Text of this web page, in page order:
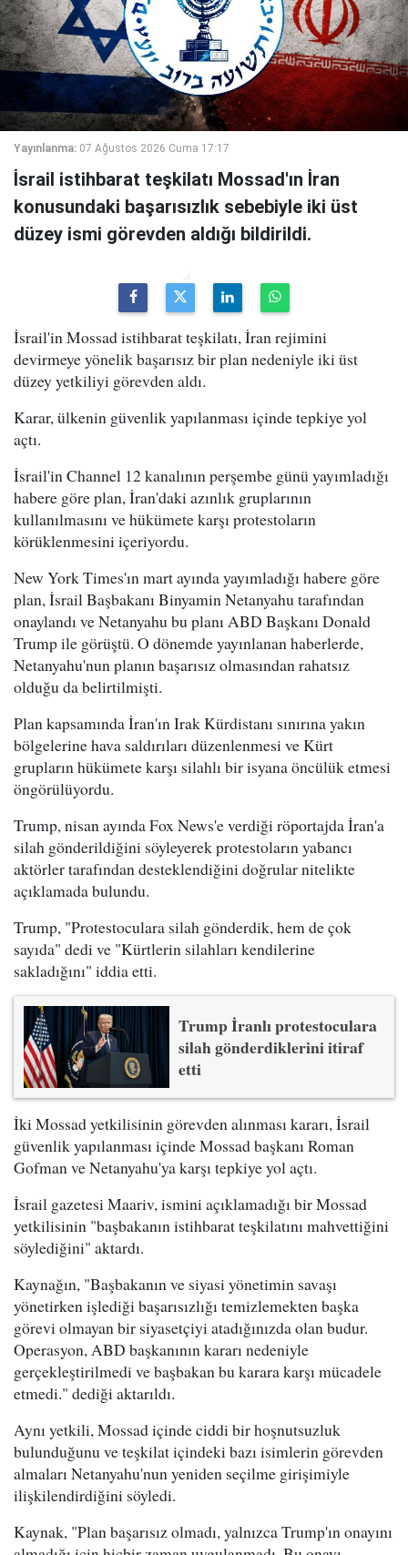
Yayınlanma: 07 Ağustos 2026 Cuma 17:17
İsrail istihbarat teşkilatı Mossad'ın İran
konusundaki başarısızlık sebebiyle iki üst
düzey ismi görevden aldığı bildirildi.
İsrail'in Mossad istihbarat teşkilatı, İran rejimini
devirmeye yönelik başarısız bir plan nedeniyle iki üst
düzey yetkiliyi görevden aldı.
Karar, ülkenin güvenlik yapılanması içinde tepkiye yol
açtı.
İsrail'in Channel 12 kanalının perşembe günü yayımladığı
habere göre plan, İran'daki azınlık gruplarının
kullanılmasını ve hükümete karşı protestoların
körüklenmesini içeriyordu.
New York Times'ın mart ayında yayımladığı habere göre
plan, İsrail Başbakanı Binyamin Netanyahu tarafından
onaylandı ve Netanyahu bu planı ABD Başkanı Donald
Trump ile görüştü. O dönemde yayınlanan haberlerde,
Netanyahu'nun planın başarısız olmasından rahatsız
olduğu da belirtilmişti.
Plan kapsamında İran'ın Irak Kürdistanı sınırına yakın
bölgelerine hava saldırıları düzenlenmesi ve Kürt
grupların hükümete karşı silahlı bir isyana öncülük etmesi
öngörülüyordu.
Trump, nisan ayında Fox News'e verdiği röportajda İran'a
silah gönderildiğini söyleyerek protestoların yabancı
aktörler tarafından desteklendiğini doğrular nitelikte
açıklamada bulundu.
Trump, "Protestoculara silah gönderdik, hem de çok
sayıda" dedi ve "Kürtlerin silahları kendilerine
sakladığını" iddia etti.
Trump İranlı protestoculara
silah gönderdiklerini itiraf
etti
İki Mossad yetkilisinin görevden alınması kararı, İsrail
güvenlik yapılanması içinde Mossad başkanı Roman
Gofman ve Netanyahu'ya karşı tepkiye yol açtı.
İsrail gazetesi Maariv, ismini açıklamadığı bir Mossad
yetkilisinin "başbakanın istihbarat teşkilatını mahvettiğini
söylediğini" aktardı.
Kaynağın, "Başbakanın ve siyasi yönetimin savaşı
yönetirken işlediği başarısızlığı temizlemekten başka
görevi olmayan bir siyasetçiyi atadığınızda olan budur.
Operasyon, ABD başkanının kararı nedeniyle
gerçekleştirilmedi ve başbakan bu karara karşı mücadele
etmedi." dediği aktarıldı.
Aynı yetkili, Mossad içinde ciddi bir hoşnutsuzluk
bulunduğunu ve teşkilat içindeki bazı isimlerin görevden
almaları Netanyahu'nun yeniden seçilme girişimiyle
ilişkilendirdiğini söyledi.
Kaynak, "Plan başarısız olmadı, yalnızca Trump'ın onayını